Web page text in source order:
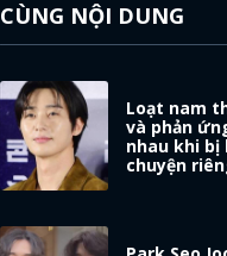
CÙNG NỘI DUNG
Loạt nam
và phản
nhau khi bị
chuyện